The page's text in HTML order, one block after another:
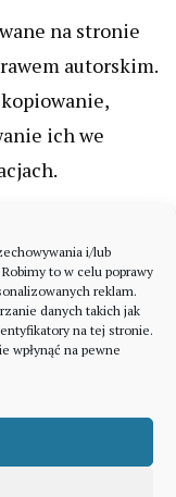
i/lub
to w celu poprawy
reklam.
danych takich jak
na tej stronie.
wpłynąć na pewne
na stronie
autorskim.
ich we